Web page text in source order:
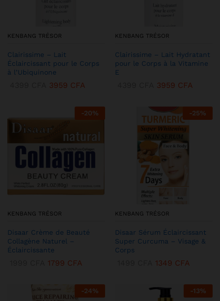
KENBANG TRÉSOR
Clairissime – Lait
Éclaircissant pour le Corps
à l’Ubiquinone
3959 CFA
KENBANG TRÉSOR
Clairissime – Lait Hydratant
pour le Corps à la Vitamine
E
3959 CFA
-20%
KENBANG TRÉSOR
Disaar Crème de Beauté
Collagène Naturel –
Éclaircissante
1799 CFA
-25%
KENBANG TRÉSOR
Disaar Sérum Éclaircissant
Super Curcuma – Visage &
Corps
1349 CFA
-24% -13%